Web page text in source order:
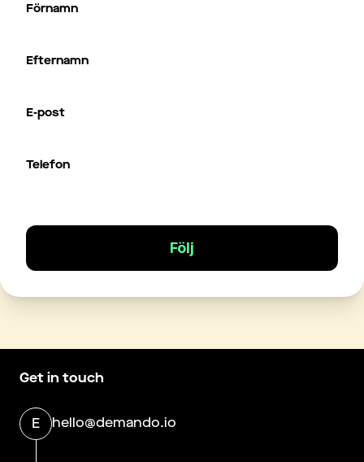
Förnamn
Efternamn
E-post
Telefon
Följ
Get in touch
E hello@demando.io